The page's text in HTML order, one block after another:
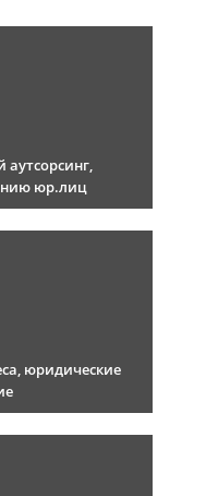
юр.лиц
юридические